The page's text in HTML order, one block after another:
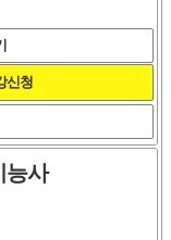
신청
능사